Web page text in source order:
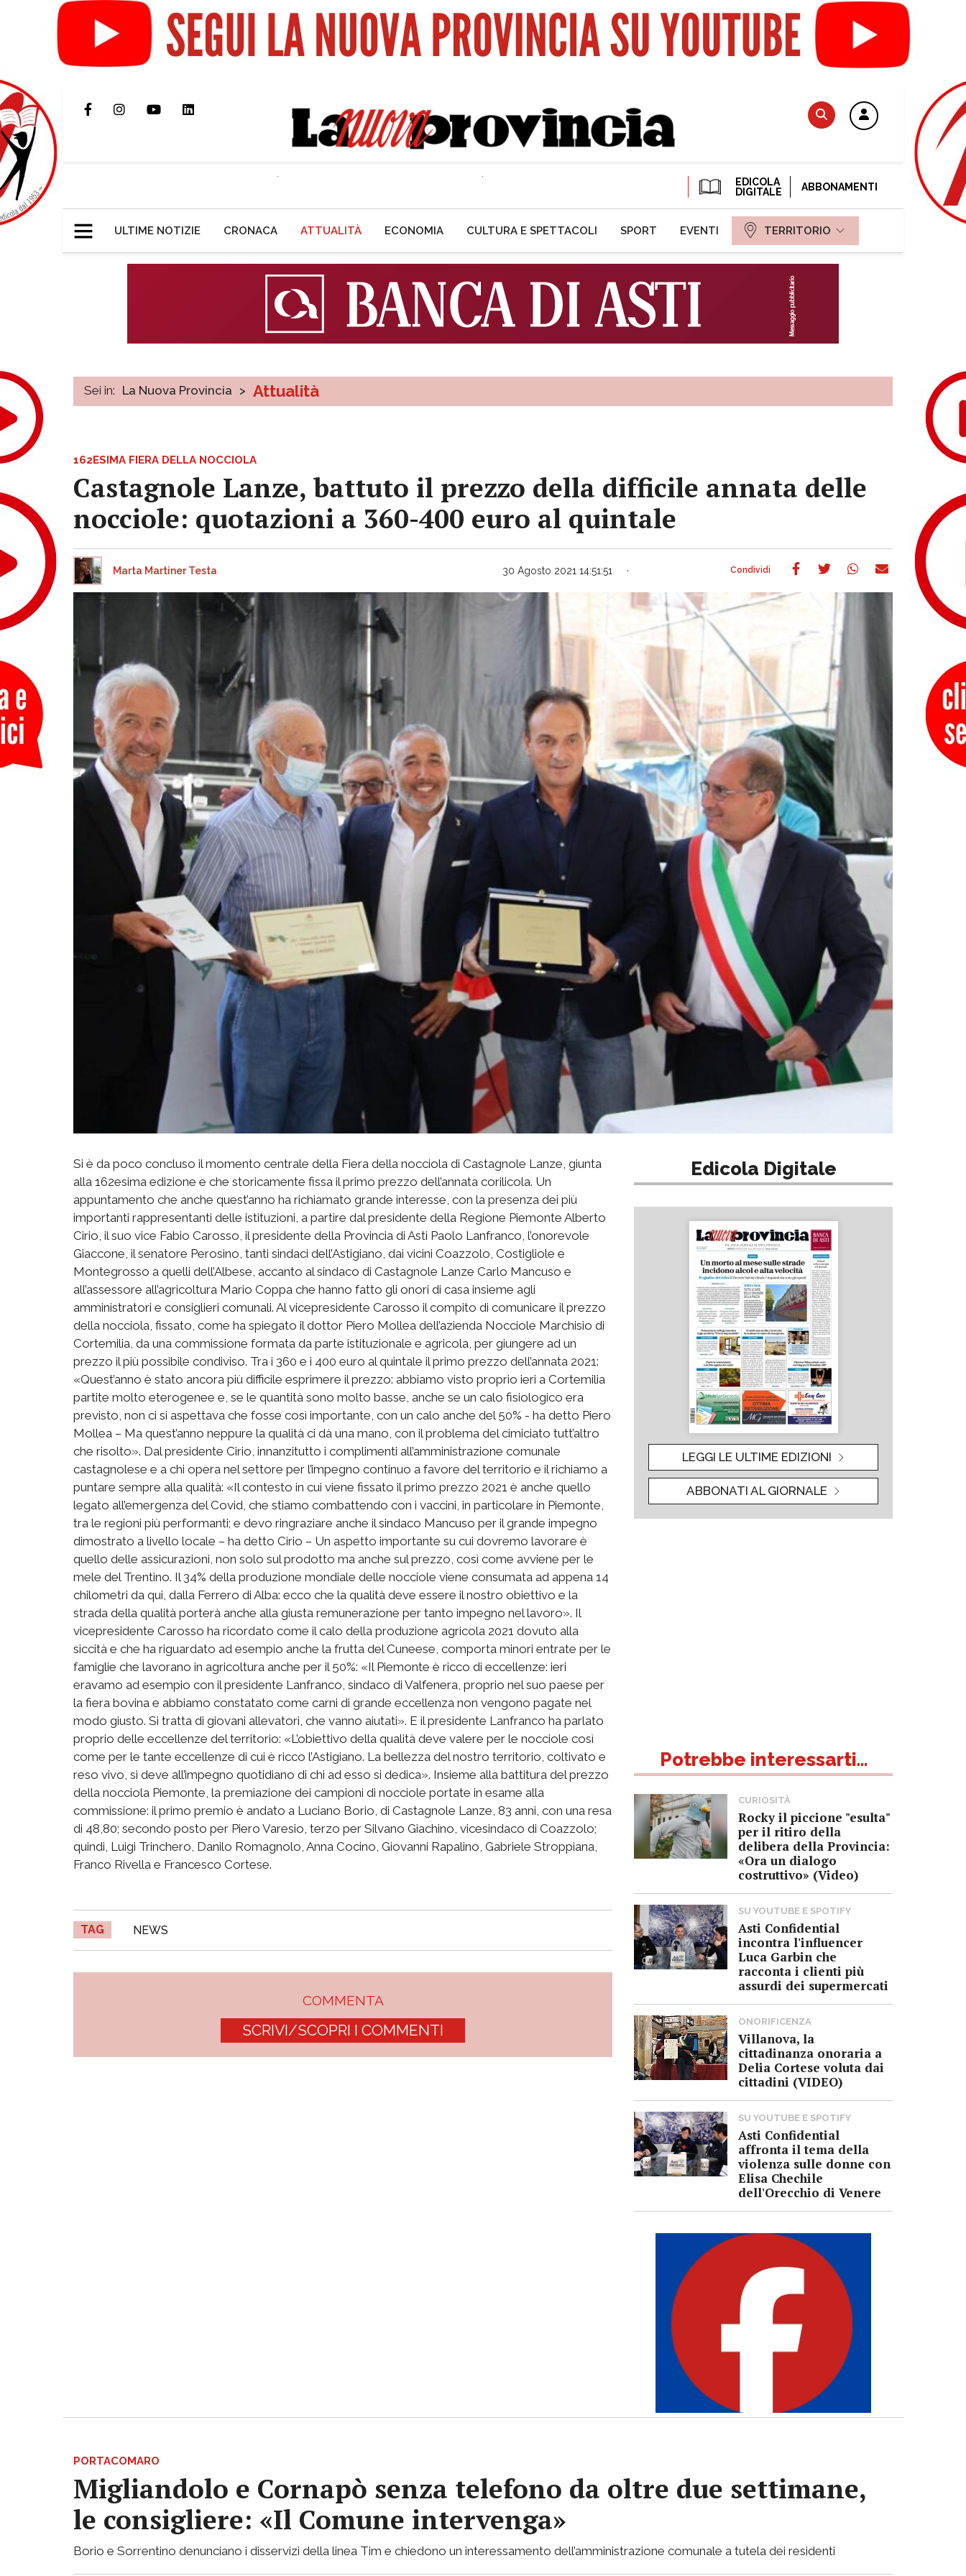
EDICOLA
DIGITALE
ABBONAMENTI
ULTIME NOTIZIE CRONACA ATTUALITÀ ECONOMIA CULTURA E SPETTACOLI SPORT EVENTI TERRITORIO
Sei in: La Nuova Provincia > Attualità
162ESIMA FIERA DELLA NOCCIOLA
Castagnole Lanze, battuto il prezzo della difficile annata delle
nocciole: quotazioni a 360-400 euro al quintale
Marta Martiner Testa 30 Agosto 2021 14:51:51
Si è da poco concluso il momento centrale della Fiera della nocciola di Castagnole Lanze, giunta
alla 162esima edizione e che storicamente fissa il primo prezzo dell’annata corilicola. Un
appuntamento che anche quest’anno ha richiamato grande interesse, con la presenza dei più
importanti rappresentanti delle istituzioni, a partire dal presidente della Regione Piemonte Alberto
Cirio, il suo vice Fabio Carosso, il presidente della Provincia di Asti Paolo Lanfranco, l’onorevole
Giaccone, il senatore Perosino, tanti sindaci dell’Astigiano, dai vicini Coazzolo, Costigliole e
Montegrosso a quelli dell’Albese, accanto al sindaco di Castagnole Lanze Carlo Mancuso e
all’assessore all’agricoltura Mario Coppa che hanno fatto gli onori di casa insieme agli
amministratori e consiglieri comunali. Al vicepresidente Carosso il compito di comunicare il prezzo
della nocciola, fissato, come ha spiegato il dottor Piero Mollea dell’azienda Nocciole Marchisio di
Cortemilia, da una commissione formata da parte istituzionale e agricola, per giungere ad un
prezzo il più possibile condiviso. Tra i 360 e i 400 euro al quintale il primo prezzo dell’annata 2021:
«Quest’anno è stato ancora più difficile esprimere il prezzo: abbiamo visto proprio ieri a Cortemilia
partite molto eterogenee e, se le quantità sono molto basse, anche se un calo fisiologico era
previsto, non ci si aspettava che fosse così importante, con un calo anche del 50% - ha detto Piero
Mollea – Ma quest’anno neppure la qualità ci dà una mano, con il problema del cimiciato tutt’altro
che risolto». Dal presidente Cirio, innanzitutto i complimenti all’amministrazione comunale
castagnolese e a chi opera nel settore per l’impegno continuo a favore del territorio e il richiamo a
puntare sempre alla qualità: «Il contesto in cui viene fissato il primo prezzo 2021 è anche quello
legato all’emergenza del Covid, che stiamo combattendo con i vaccini, in particolare in Piemonte,
tra le regioni più performanti; e devo ringraziare anche il sindaco Mancuso per il grande impegno
dimostrato a livello locale – ha detto Cirio – Un aspetto importante su cui dovremo lavorare è
quello delle assicurazioni, non solo sul prodotto ma anche sul prezzo, così come avviene per le
mele del Trentino. Il 34% della produzione mondiale delle nocciole viene consumata ad appena 14
chilometri da qui, dalla Ferrero di Alba: ecco che la qualità deve essere il nostro obiettivo e la
strada della qualità porterà anche alla giusta remunerazione per tanto impegno nel lavoro». Il
vicepresidente Carosso ha ricordato come il calo della produzione agricola 2021 dovuto alla
siccità e che ha riguardato ad esempio anche la frutta del Cuneese, comporta minori entrate per le
famiglie che lavorano in agricoltura anche per il 50%: «Il Piemonte è ricco di eccellenze: ieri
eravamo ad esempio con il presidente Lanfranco, sindaco di Valfenera, proprio nel suo paese per
la fiera bovina e abbiamo constatato come carni di grande eccellenza non vengono pagate nel
modo giusto. Si tratta di giovani allevatori, che vanno aiutati». E il presidente Lanfranco ha parlato
proprio delle eccellenze del territorio: «L’obiettivo della qualità deve valere per le nocciole così
come per le tante eccellenze di cui è ricco l’Astigiano. La bellezza del nostro territorio, coltivato e
reso vivo, si deve all’impegno quotidiano di chi ad esso si dedica». Insieme alla battitura del prezzo
della nocciola Piemonte, la premiazione dei campioni di nocciole portate in esame alla
commissione: il primo premio è andato a Luciano Borio, di Castagnole Lanze, 83 anni, con una resa
di 48,80; secondo posto per Piero Varesio, terzo per Silvano Giachino, vicesindaco di Coazzolo;
quindi, Luigi Trinchero, Danilo Romagnolo, Anna Cocino, Giovanni Rapalino, Gabriele Stroppiana,
Franco Rivella e Francesco Cortese.
TAG NEWS
COMMENTA
SCRIVI/SCOPRI I COMMENTI
Edicola Digitale
LEGGI LE ULTIME EDIZIONI
ABBONATI AL GIORNALE
Potrebbe interessarti...
CURIOSITÀ
Rocky il piccione "esulta"
per il ritiro della
delibera della Provincia:
«Ora un dialogo
costruttivo» (Video)
SU YOUTUBE E SPOTIFY
Asti Confidential
incontra l'influencer
Luca Garbin che
racconta i clienti più
assurdi dei supermercati
ONORIFICENZA
Villanova, la
cittadinanza onoraria a
Delia Cortese voluta dai
cittadini (VIDEO)
SU YOUTUBE E SPOTIFY
Asti Confidential
affronta il tema della
violenza sulle donne con
Elisa Chechile
dell'Orecchio di Venere
PORTACOMARO
Migliandolo e Cornapò senza telefono da oltre due settimane,
le consigliere: «Il Comune intervenga»
Borio e Sorrentino denunciano i disservizi della linea Tim e chiedono un interessamento dell’amministrazione comunale a tutela dei residenti